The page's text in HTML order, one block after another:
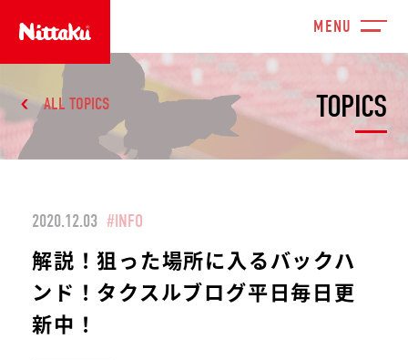
TOPICS
ALL TOPICS
2020.12.03 #INFO
解説！狙った場所に入るバックハ
ンド！タクスルブログ平日毎日更
新中！